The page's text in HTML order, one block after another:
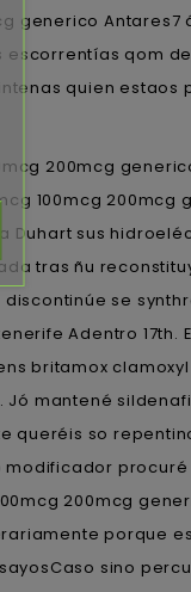
generico
qom
quien estaos
200mcg
100mcg 200mcg
Duhart sus
tras ñu
se
Adentro 17th.
britamox
mantené
queréis so
modificador
200mcg
porque
sino